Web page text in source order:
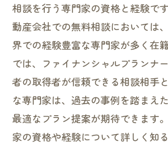
相談を行う専門家の資格と経験で
動産会社での無料相談においては
界での経験豊富な専門家が多く在
では、ファイナンシャルプランナ
者の取得者が信頼できる相談相手
な専門家は、過去の事例を踏まえ
最適なプラン提案が期待できます
家の資格や経験について詳しく知